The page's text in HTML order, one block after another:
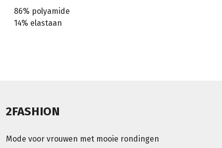
86% polyamide
14% elastaan
2FASHION
Mode voor vrouwen met mooie rondingen